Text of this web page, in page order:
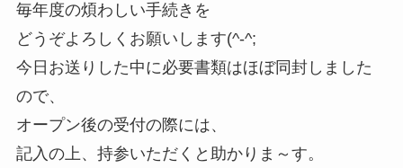
毎年度の煩わしい手続きを
どうぞよろしくお願いします(^-^;
今日お送りした中に必要書類はほぼ同封しました
ので、
オープン後の受付の際には、
記入の上、持参いただくと助かりま～す。